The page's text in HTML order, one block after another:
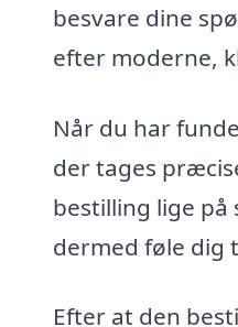
besvare dine
efter moderne,
Når du har
der tages
bestilling lige
dermed føle dig
Efter at den